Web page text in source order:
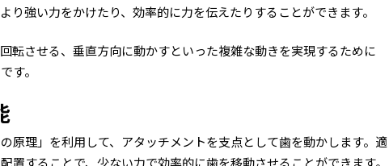
り強い力をかけたり、効率的に力を伝えたりすることができます。
転させる、垂直方向に動かすといった複雑な動きを実現するために
す。
原理」を利用して、アタッチメントを支点として歯を動かします。適
置することで、少ない力で効率的に歯を移動させることができます。